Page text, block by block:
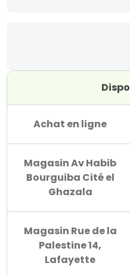
Achat en ligne
Magasin Av Habib
Bourguiba Cité el
Ghazala
Magasin Rue de la
Palestine 14,
Lafayette